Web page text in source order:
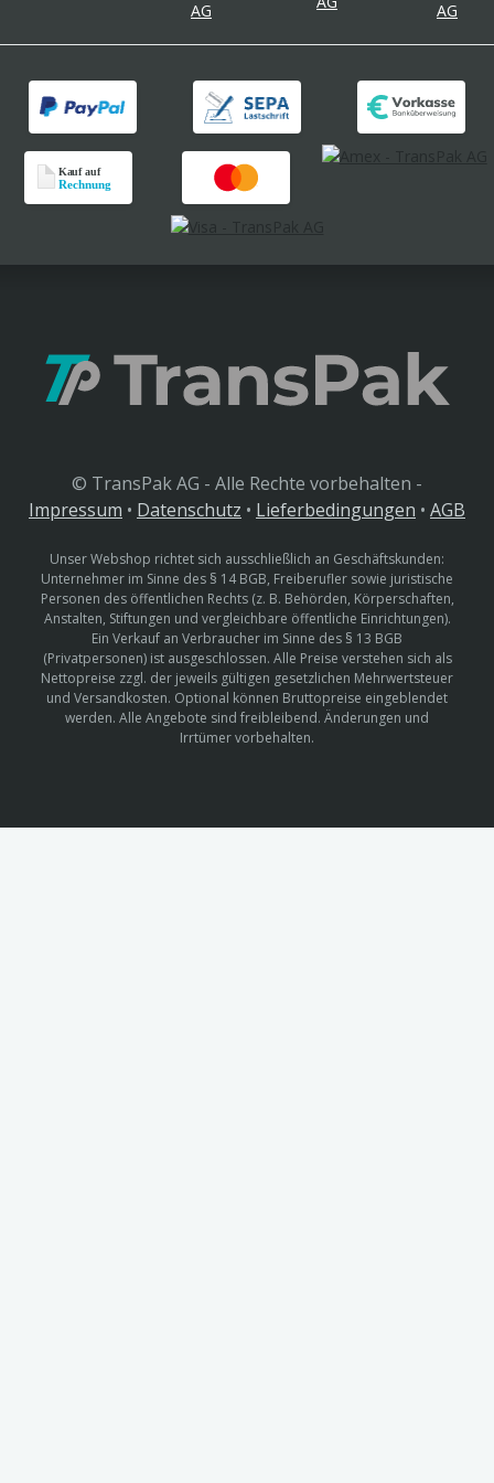
© TransPak AG - Alle Rechte vorbehalten -
Impressum • Datenschutz • Lieferbedingungen • AGB
Unser Webshop richtet sich ausschließlich an Geschäftskunden:
Unternehmer im Sinne des § 14 BGB, Freiberufler sowie juristische
Personen des öffentlichen Rechts (z. B. Behörden, Körperschaften,
Anstalten, Stiftungen und vergleichbare öffentliche Einrichtungen).
Ein Verkauf an Verbraucher im Sinne des § 13 BGB
(Privatpersonen) ist ausgeschlossen. Alle Preise verstehen sich als
Nettopreise zzgl. der jeweils gültigen gesetzlichen Mehrwertsteuer
und Versandkosten. Optional können Bruttopreise eingeblendet
werden. Alle Angebote sind freibleibend. Änderungen und
Irrtümer vorbehalten.